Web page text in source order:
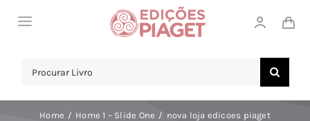
Toggle
Search
Home Home 1 – Slide One nova loja edicoes piaget